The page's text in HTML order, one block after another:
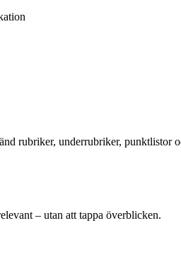
rubriker, underrubriker, punktlistor
– utan att tappa överblicken.